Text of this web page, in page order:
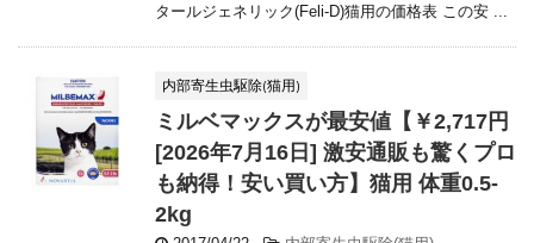
タールジェネリック(Feli-D)猫用の価格表 この安 ...
内部寄生虫駆除(猫用)
ミルベマックスが最安値【￥2,717円
[2026年7月16日] 激安通販も驚くプロ
も納得！安い買い方】猫用 体重0.5-
2kg